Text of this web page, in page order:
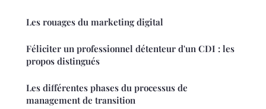
Les rouages du marketing digital
Féliciter un professionnel détenteur d'un CDI : les
propos distingués
Les différentes phases du processus de
management de transition